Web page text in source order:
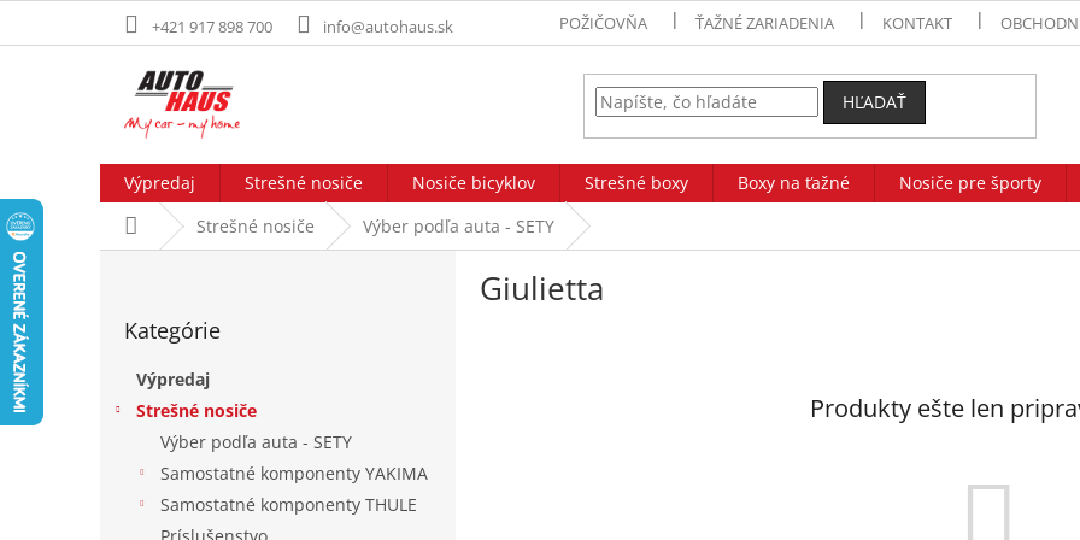
+421 917 898 700 info@autohaus.sk POŽIČOVŇA ŤAŽNÉ ZARIADENIA KONTAKT
HĽADAŤ
Výpredaj Strešné nosiče Nosiče bicyklov Strešné boxy Boxy na ťažné Nosiče pre športy
DomovStrešné nosiče Výber podľa auta - SETY
kategórie
Kategórie
Výpredaj
Strešné nosiče
Výber podľa auta - SETY
Samostatné komponenty YAKIMA
Samostatné komponenty THULE
Giulietta
Produkty ešte len